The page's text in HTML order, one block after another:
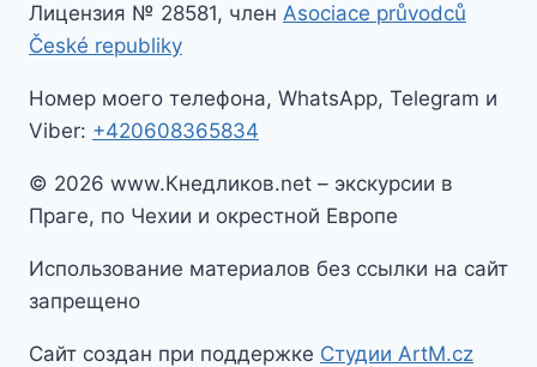
Лицензия № 28581, член Asociace průvodců
České republiky
Номер моего телефона, WhatsApp, Telegram и
Viber: +420608365834
© 2026 www.Кнедликов.net – экскурсии в
Праге, по Чехии и окрестной Европе
Использование материалов без ссылки на сайт
запрещено
Сайт создан при поддержке Студии ArtM.cz